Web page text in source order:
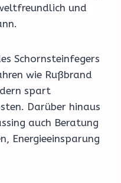
und
Schornsteinfegers
wie Rußbrand
spart
Darüber hinaus
auch Beratung
Energieeinsparung